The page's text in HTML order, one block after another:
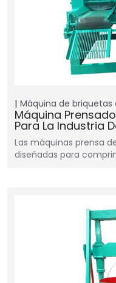
Máquina de briquetas
Máquina
Para La Industria
Las máquinas prensa
diseñadas para